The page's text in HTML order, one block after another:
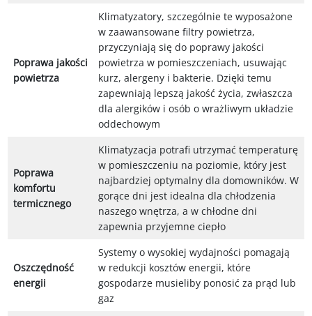
Poprawa jakości
powietrza
Klimatyzatory, szczególnie te wyposażone
w zaawansowane filtry powietrza,
przyczyniają się do poprawy jakości
powietrza w pomieszczeniach, usuwając
kurz, alergeny i bakterie. Dzięki temu
zapewniają lepszą jakość życia, zwłaszcza
dla alergików i osób o wrażliwym układzie
oddechowym
Poprawa
komfortu
termicznego
Klimatyzacja potrafi utrzymać temperaturę
w pomieszczeniu na poziomie, który jest
najbardziej optymalny dla domowników. W
gorące dni jest idealna dla chłodzenia
naszego wnętrza, a w chłodne dni
zapewnia przyjemne ciepło
Oszczędność
energii
Systemy o wysokiej wydajności pomagają
w redukcji kosztów energii, które
gospodarze musieliby ponosić za prąd lub
gaz